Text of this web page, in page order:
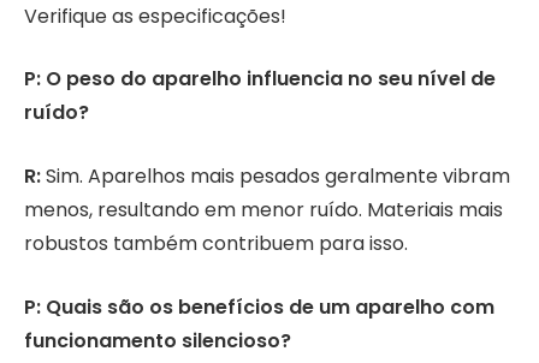
Verifique as especificações!
P: O peso do aparelho influencia no seu nível de
ruído?
R:Sim. Aparelhos mais pesados geralmente vibram
menos, resultando em menor ruído. Materiais mais
robustos também contribuem para isso.
P: Quais são os benefícios de um aparelho com
funcionamento silencioso?